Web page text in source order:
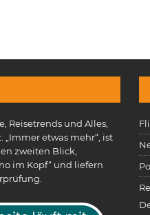
Reisetrends und Alles,
etwas mehr“, ist
zweiten Blick,
im Kopf“ und liefern